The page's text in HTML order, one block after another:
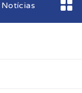
Notícias